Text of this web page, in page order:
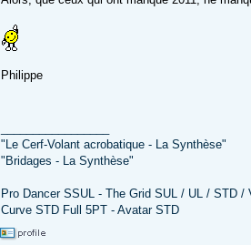
Philippe
"Le Cerf-Volant acrobatique - La Synthèse"
"Bridages - La Synthèse"
Pro Dancer SSUL - The Grid SUL / UL / STD /
Curve STD Full 5PT - Avatar STD